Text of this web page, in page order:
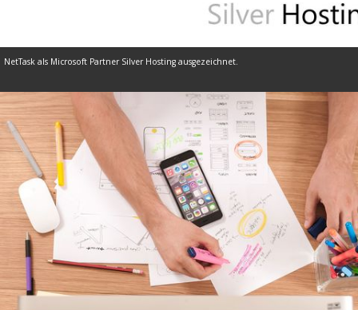
NetTask als Microsoft Partner Silver Hosting ausgezeichnet.